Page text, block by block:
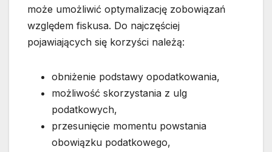
może umożliwić optymalizację zobowiązań
względem fiskusa. Do najczęściej
pojawiających się korzyści należą:
obniżenie podstawy opodatkowania,
możliwość skorzystania z ulg
podatkowych,
przesunięcie momentu powstania
obowiązku podatkowego,